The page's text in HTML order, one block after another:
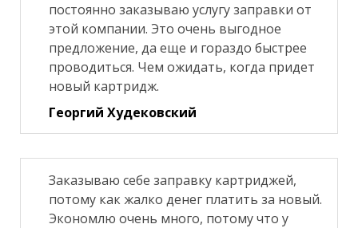
постоянно заказываю услугу заправки от
этой компании. Это очень выгодное
предложение, да еще и гораздо быстрее
проводиться. Чем ожидать, когда придет
новый картридж.
Георгий Худековский
Заказываю себе заправку картриджей,
потому как жалко денег платить за новый.
Экономлю очень много, потому что у